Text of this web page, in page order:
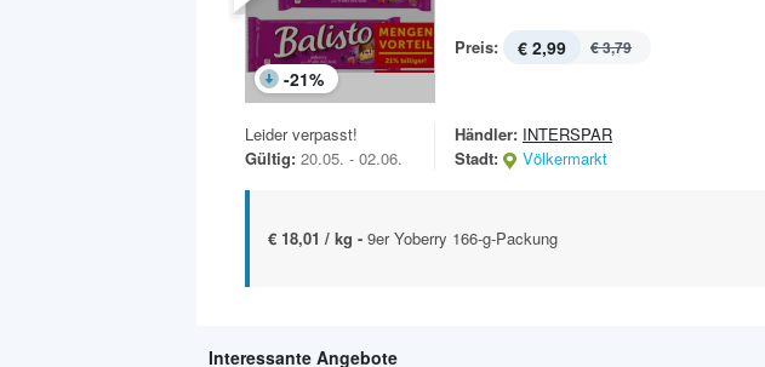
-21%
Preis: € 2,99 € 3,79
Leider verpasst!
Gültig: 20.05. - 02.06.
Händler: INTERSPAR
Stadt:
Völkermarkt
€ 18,01 / kg - 9er Yoberry 166-g-Packung
Interessante Angebote